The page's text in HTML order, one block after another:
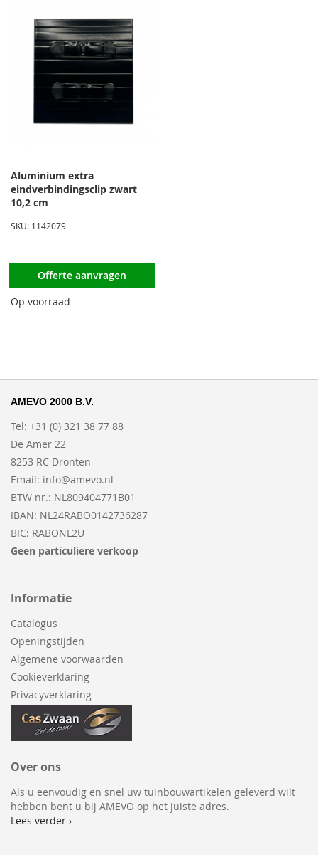
Aluminium extra
eindverbindingsclip zwart
10,2 cm
SKU: 1142079
Offerte aanvragen
Op voorraad
AMEVO 2000 B.V.
Tel: +31 (0) 321 38 77 88
De Amer 22
8253 RC Dronten
Email: info@amevo.nl
BTW nr.: NL809404771B01
IBAN: NL24RABO0142736287
BIC: RABONL2U
Geen particuliere verkoop
Informatie
Catalogus
Openingstijden
Algemene voorwaarden
Cookieverklaring
Privacyverklaring
Over ons
Als u eenvoudig en snel uw tuinbouwartikelen geleverd wilt
hebben bent u bij AMEVO op het juiste adres.
Lees verder ›